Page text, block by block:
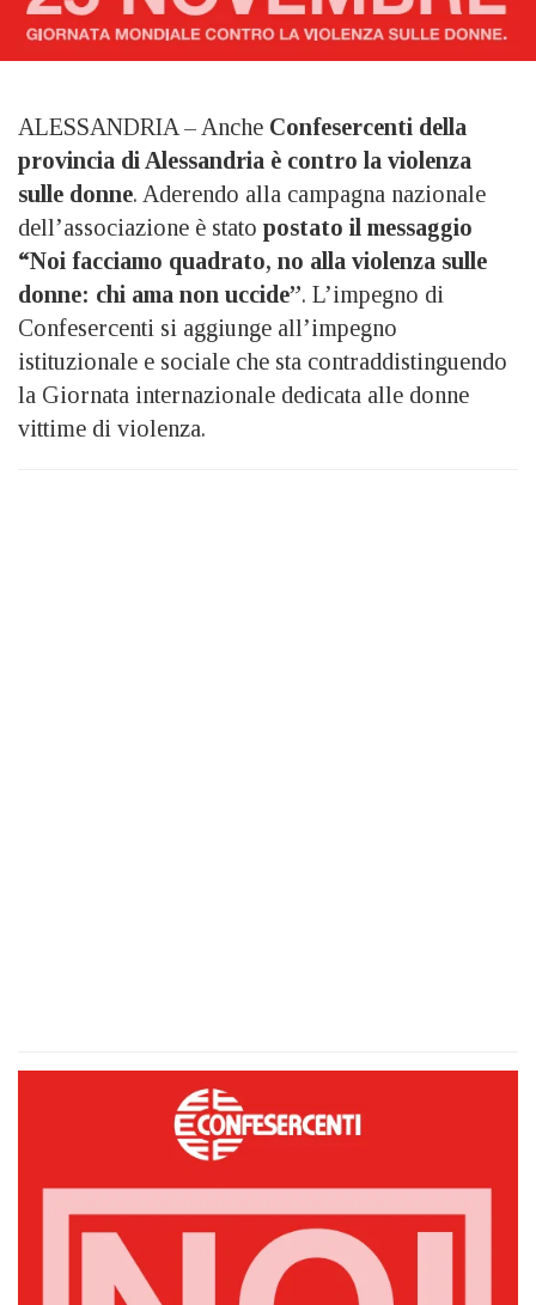
ALESSANDRIA – Anche Confesercenti della
provincia di Alessandria è contro la violenza
sulle donne. Aderendo alla campagna nazionale
dell’associazione è stato postato il messaggio
“Noi facciamo quadrato, no alla violenza sulle
donne: chi ama non uccide”. L’impegno di
Confesercenti si aggiunge all’impegno
istituzionale e sociale che sta contraddistinguendo
la Giornata internazionale dedicata alle donne
vittime di violenza.